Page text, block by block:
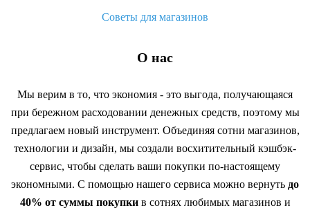
Советы для магазинов
О нас
Мы верим в то, что экономия - это выгода, получающаяся
при бережном расходовании денежных средств, поэтому мы
предлагаем новый инструмент. Объединяя сотни магазинов,
технологии и дизайн, мы создали восхитительный кэшбэк-
сервис, чтобы сделать ваши покупки по-настоящему
экономными. С помощью нашего сервиса можно вернуть до
40% от суммы покупкив сотнях любимых магазинов и